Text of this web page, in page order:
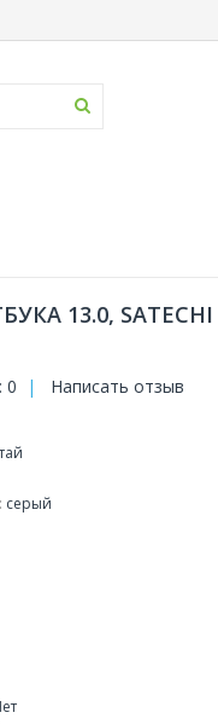
13.0, SATECHI
0 | Написать отзыв
серый